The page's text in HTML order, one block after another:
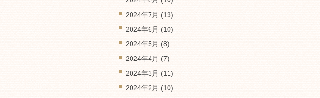
2024年7月 (13)
2024年6月 (10)
2024年5月 (8)
2024年4月 (7)
2024年3月 (11)
2024年2月 (10)